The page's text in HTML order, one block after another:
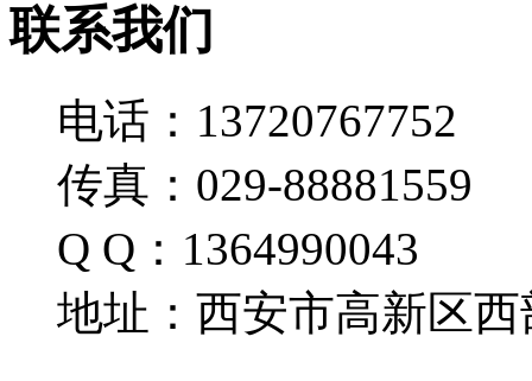
联系我们
电话：13720767752
传真：029-88881559
Q Q：1364990043
地址：西安市高新区西